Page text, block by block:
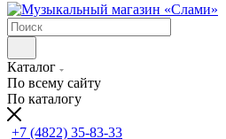
Каталог
По всему сайту
По каталогу
+7 (4822) 35-83-33